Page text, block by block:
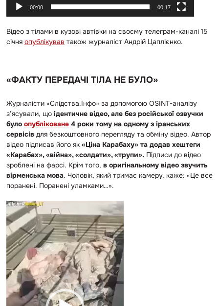
00:00 00:17
Відео з тілами в кузові автівки на своєму телеграм-каналі 15
січня опублікував також журналіст Андрій Цаплієнко.
«ФАКТУ ПЕРЕДАЧІ ТІЛА НЕ БУЛО»
Журналісти «Слідства.Інфо» за допомогою OSINT-аналізу
з’ясували, що ідентичне відео, але без російської озвучки
було опубліковане 4 роки тому на одному з іранських
сервісів для безкоштовного перегляду та обміну відео. Автор
відео підписав його як «Ціна Карабаху» та додав хештеги
«Карабах», «війна», «солдати», «трупи». Підписи до відео
зроблені на фарсі. Крім того, в оригінальному відео звучить
вірменська мова. Чоловік, який тримає камеру, каже: «Це все
поранені. Поранені уламками…».
В
і
д
е
о
п
р
о
г